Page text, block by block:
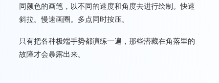
同颜色的画笔，以不同的速度和角度去进行绘制。快速
斜拉。慢速画圈。多点同时按压。
只有把各种极端手势都演练一遍，那些潜藏在角落里的
故障才会暴露出来。